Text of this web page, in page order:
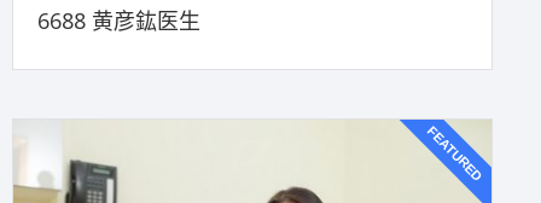
6688 黄彦鈜医生
FEATURED